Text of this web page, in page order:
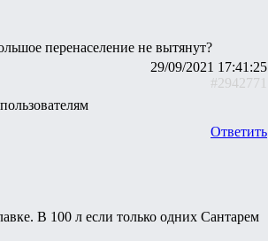
перенаселение не вытянут?
29/09/2021 17:41:25
#2942771
Ответить
В 100 л если только одних Сантарем